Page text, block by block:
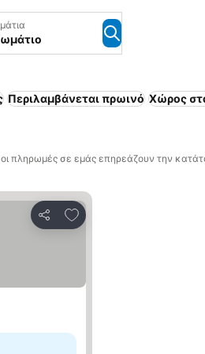
Περιλαμβάνεται πρωινό Χώρος
πληρωμές σε εμάς επηρεάζουν την
Κοινοποίηση
Προσθήκη στα